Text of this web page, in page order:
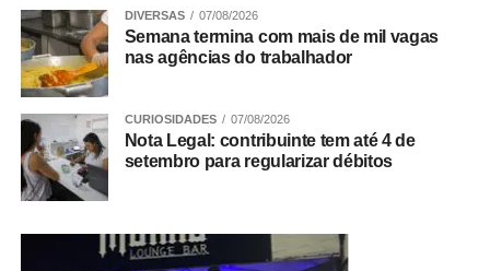
6. Área Especial, Entrequadra 11/13, Setor Leste;
7. Entrequadra 1/3, Setor Leste, ao lado do Posto de
DIVERSAS 07/08/2026
Semana termina com mais de mil vagas
nas agências do trabalhador
CURIOSIDADES 07/08/2026
Nota Legal: contribuinte tem até 4 de
setembro para regularizar débitos